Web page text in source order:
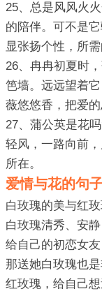
25、总是风风火
的陪伴。可不是
显张扬个性，所
26、冉冉初夏时
笆墙。远远望着
薇悠悠香，把爱的
27、蒲公英是花
轻风，一路向前
所在。
爱情与花的句
白玫瑰的美与红
白玫瑰清秀、安
给自己的初恋女
那送她白玫瑰也
红玫瑰，给自己